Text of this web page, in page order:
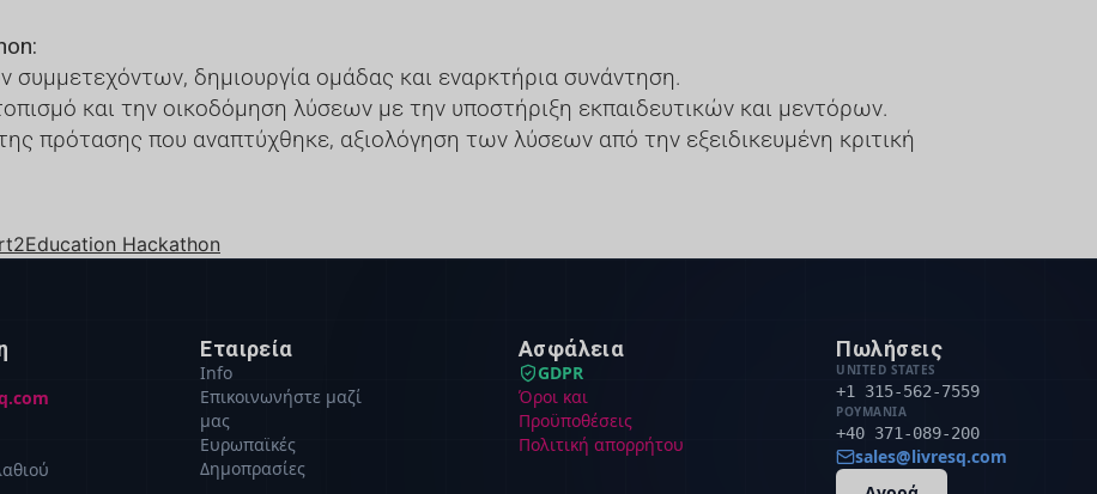
δημιουργία ομάδας και εναρκτήρια συνάντηση.
και την οικοδόμηση λύσεων με την υποστήριξη εκπαιδευτικών και μεντόρων.
πρότασης που αναπτύχθηκε, αξιολόγηση των λύσεων από την εξειδικευμένη κριτική
Hackathon
Εταιρεία
Info
Επικοινωνήστε μαζί
μας
Ευρωπαϊκές
Δημοπρασίες
Ασφάλεια
GDPR
Όροι και
Προϋποθέσεις
Πολιτική απορρήτου
Πωλήσεις
UNITED STATES
+1 315-562-7559
ΡΟΥΜΑΝΊΑ
+40 371-089-200
sales@livresq.com